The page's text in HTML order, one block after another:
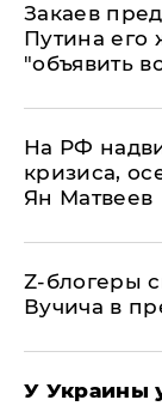
Закаев
Путина его
"объявить
На РФ
кризиса,
Ян Матвеев
Z-блогеры
Вучича в
У Украины